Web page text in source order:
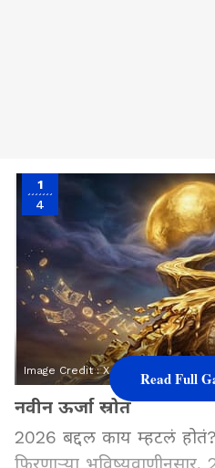
1
4
Image Credit :X
नवीन ऊर्जा स्रोत
2026 बद्दल काय म्हटलं होतं?
Read Full